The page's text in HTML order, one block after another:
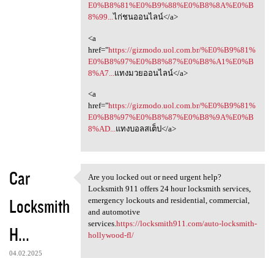
E0%B8%81%E0%B9%88%E0%B8%8A%E0%B
8%99...ไก่ชนออนไลน์</a>
<a
href="https://gizmodo.uol.com.br/%E0%B9%81%
E0%B8%97%E0%B8%87%E0%B8%A1%E0%B
8%A7... แทงมวยออนไลน์</a>
<a
href="https://gizmodo.uol.com.br/%E0%B9%81%
E0%B8%97%E0%B8%87%E0%B8%9A%E0%B
8%AD...แทงบอลสเต็ป</a>
Car
Locksmith
H...
04.02.2025
Are you locked out or need
Are you locked out or need urgent help?
Locksmith 911 offers 24 hour locksmith services,
emergency lockouts and residential, commercial,
and automotive
services.https://locksmith911.com/auto-locksmith-
hollywood-fl/